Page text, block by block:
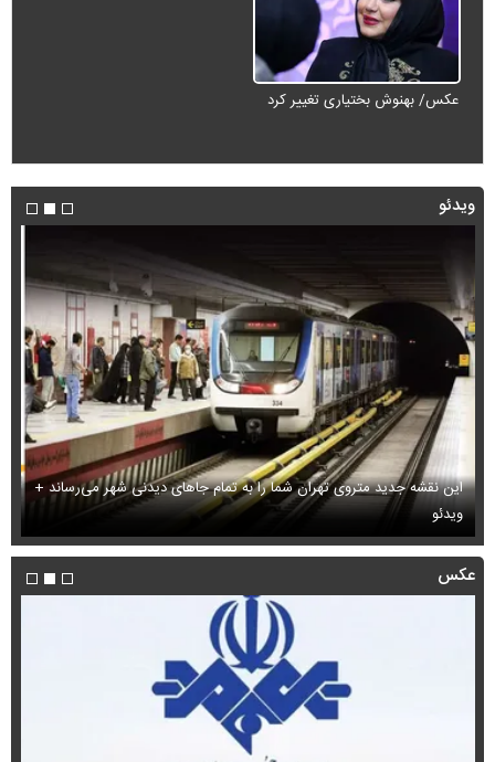
عکس/ بهنوش بختیاری تغییر کرد
ویدئو
این نقشه جدید متروی تهران شما را به تمام جاهای دیدنی شهر می‌رساند +
ویدئو
عکس